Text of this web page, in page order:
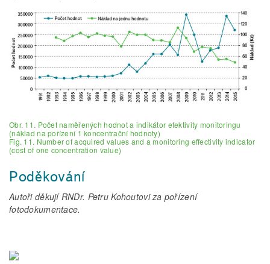
Obr. 11. Počet naměřených hodnot a indikátor efektivity monitoringu
(náklad na pořízení 1 koncentrační hodnoty)
Fig. 11. Number of acquired values and a monitoring effectivity indicator
(cost of one concentration value)
Poděkování
Autoři děkují RNDr. Petru Kohoutovi za pořízení
fotodokumentace.